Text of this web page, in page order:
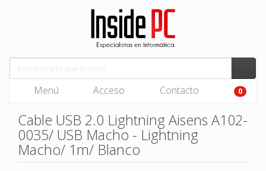
Menú Acceso Contacto 0
Cable USB 2.0 Lightning Aisens A102-
0035/ USB Macho - Lightning
Macho/ 1m/ Blanco